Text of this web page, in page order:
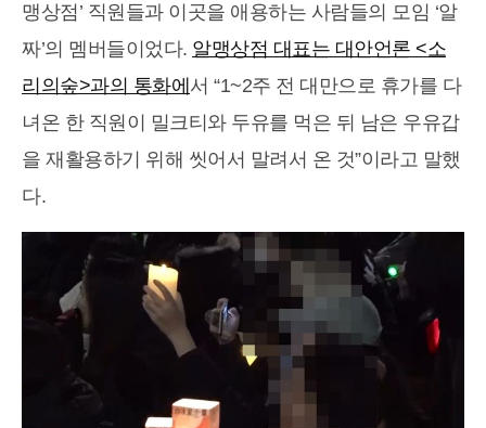
맹상점’ 직원들과 이곳을 애용하는 사람들의 모임 ‘알
짜’의 멤버들이었다. 알맹상점 대표는 대안언론 <소
리의숲>과의 통화에 서 “1~2주 전 대만으로 휴가를 다
녀온 한 직원이 밀크티와 두유를 먹은 뒤 남은 우유갑
을 재활용하기 위해 씻어서 말려서 온 것”이라고 말했
다.